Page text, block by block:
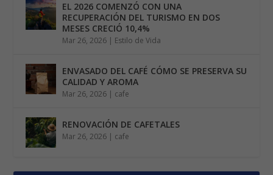
EL 2026 COMENZÓ CON UNA
RECUPERACIÓN DEL TURISMO EN DOS
MESES CRECIÓ 10,4%
Mar 26, 2026 | Estilo de Vida
ENVASADO DEL CAFÉ CÓMO SE PRESERVA SU
CALIDAD Y AROMA
Mar 26, 2026 | cafe
RENOVACIÓN DE CAFETALES
Mar 26, 2026 | cafe